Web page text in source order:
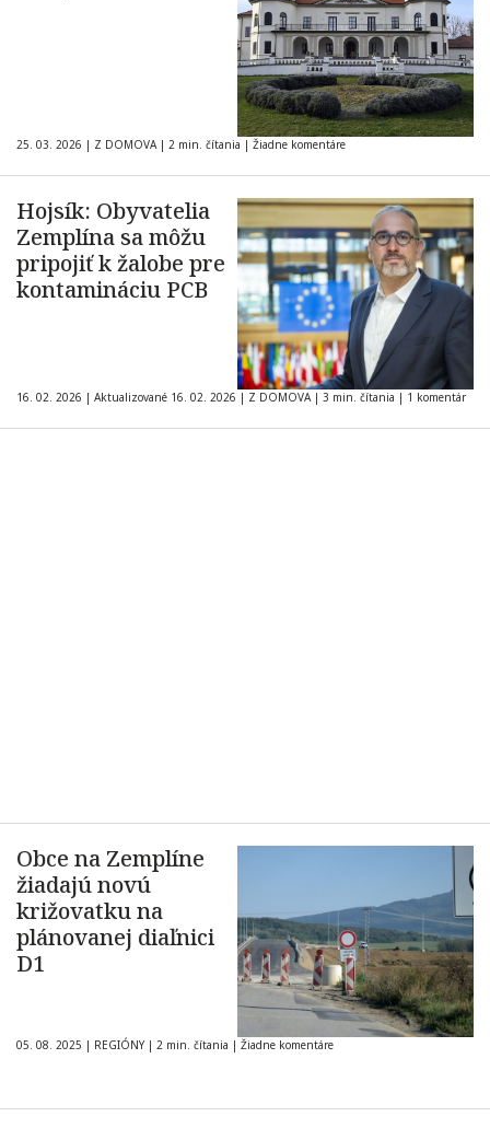
25. 03. 2026 | Z DOMOVA | 2 min. čítania | Žiadne komentáre
Hojsík: Obyvatelia
Zemplína sa môžu
pripojiť k žalobe pre
kontamináciu PCB
16. 02. 2026 | Aktualizované 16. 02. 2026 | Z DOMOVA | 3 min. čítania | 1 komentár
Obce na Zemplíne
žiadajú novú
križovatku na
plánovanej diaľnici
D1
05. 08. 2025 | REGIÓNY | 2 min. čítania | Žiadne komentáre